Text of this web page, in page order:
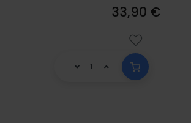
33,90 €